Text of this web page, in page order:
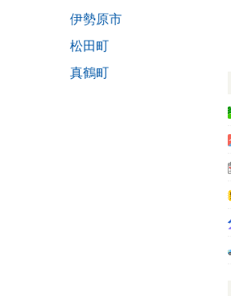
伊勢原市
松田町
真鶴町